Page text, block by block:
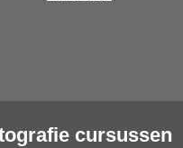
cursussen